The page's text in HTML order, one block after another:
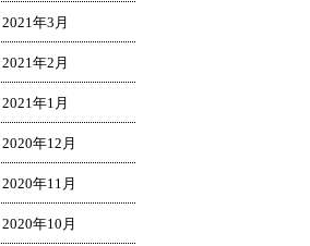
2021年3月
2021年2月
2021年1月
2020年12月
2020年11月
2020年10月